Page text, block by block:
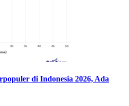
table/2/NTQjMg==/tingkat-